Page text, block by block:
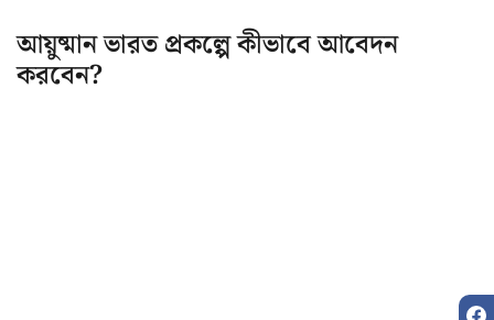
আয়ুষ্মান ভারত প্রকল্পে কীভাবে আবেদন
করবেন?